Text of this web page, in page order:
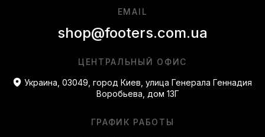
ЦЕНТРАЛЬНЫЙ ОФИС
Украина, 03049, город Киев, улица Генерала Геннадия
Воробьева, дом 13Г
ГРАФИК РАБОТЫ
EMAIL
shop@footers.com.ua